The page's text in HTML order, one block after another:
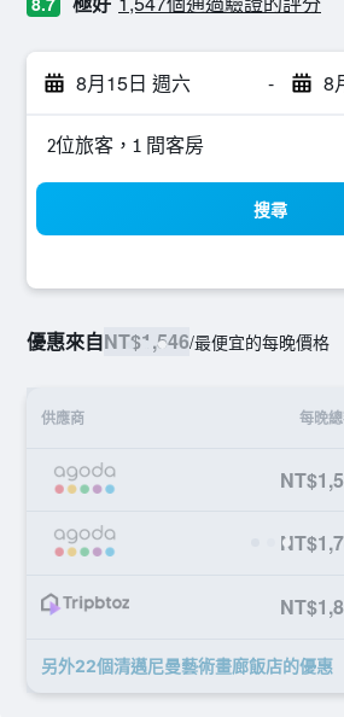
8月15日 週六 - 8
2位旅客，1 間客房
搜尋
優惠來自NT$1,546/最便宜的每晚價格
供應商 每晚
另外22個清邁尼曼藝術畫廊飯店​的優惠